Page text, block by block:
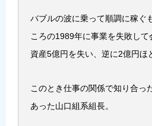
バブルの波に乗って順調に稼ぐ
ころの1989年に事業を失敗して
資産5億円を失い、逆に2億円ほ
このとき仕事の関係で知り合っ
あった山口組系組長。